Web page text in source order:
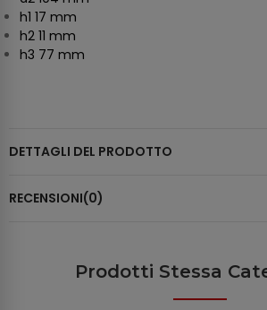
h1 17 mm
h2 11 mm
h3 77 mm
DETTAGLI DEL PRODOTTO
RECENSIONI(0)
Prodotti Stessa